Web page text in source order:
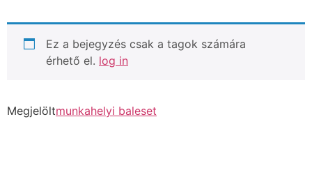
Ez a bejegyzés csak a tagok számára
érhető el. log in
Megjelöltmunkahelyi baleset